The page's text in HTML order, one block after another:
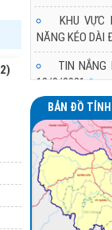
KHU VỰC
NĂNG KÉO DÀI
TIN NẮNG
18/8/2021()
TÌNH HÌNH
()
BẢN ĐỒ